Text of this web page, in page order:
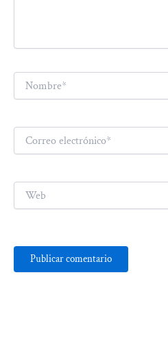
Nombre*
Correo
electrónico*
Web